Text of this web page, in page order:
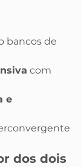
bancos de
com
e
dos dois